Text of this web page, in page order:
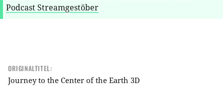
Podcast Streamgestöber
ORIGINALTITEL:
Journey to the Center of the Earth 3D